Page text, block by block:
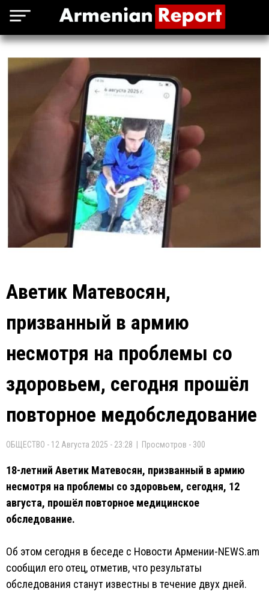
Аветик Матевосян,
призванный в армию
несмотря на проблемы со
здоровьем, сегодня прошёл
повторное медобследование
ОБЩЕСТВО - 12 Августа 2025 - 23:28 | Просмотров - 300
18-летний Аветик Матевосян, призванный в армию
несмотря на проблемы со здоровьем, сегодня, 12
августа, прошёл повторное медицинское
обследование.
Об этом сегодня в беседе с Новости Армении-NEWS.am
сообщил его отец, отметив, что результаты
обследования станут известны в течение двух дней.